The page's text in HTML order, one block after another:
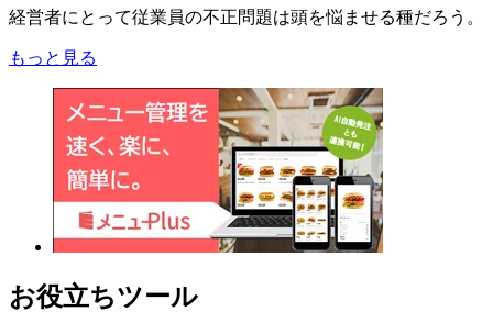
経営者にとって従業員の不正問題は頭を悩ませる種だろう。
もっと見る
お役立ちツール